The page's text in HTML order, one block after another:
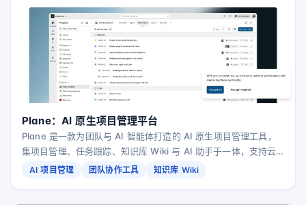
Plane：AI 原生项目管理平台
Plane 是一款为团队与 AI 智能体打造的 AI 原生项目管理工具，
集项目管理、任务跟踪、知识库 Wiki 与 AI 助手于一体，支持云
端部署、自建与离线隔离环境。
AI 项目管理 团队协作工具 知识库 Wiki